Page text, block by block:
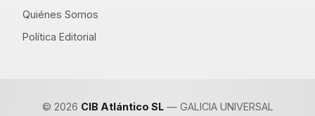
Quiénes Somos
Política Editorial
© 2026 CIB Atlántico SL— GALICIA UNIVERSAL